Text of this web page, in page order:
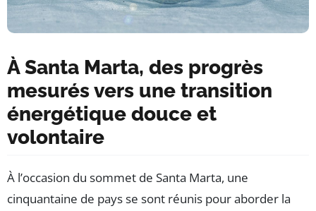
À Santa Marta, des progrès
mesurés vers une transition
énergétique douce et
volontaire
À l’occasion du sommet de Santa Marta, une
cinquantaine de pays se sont réunis pour aborder la